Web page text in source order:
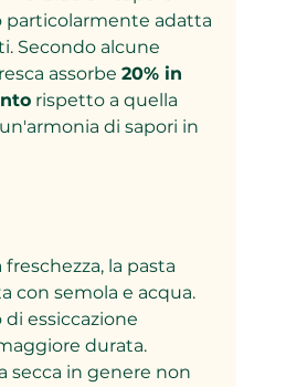
particolarmente adatta
Secondo alcune
assorbe 20% in
rispetto a quella
di sapori in
la pasta
con semola e acqua.
essiccazione
durata.
secca in genere non